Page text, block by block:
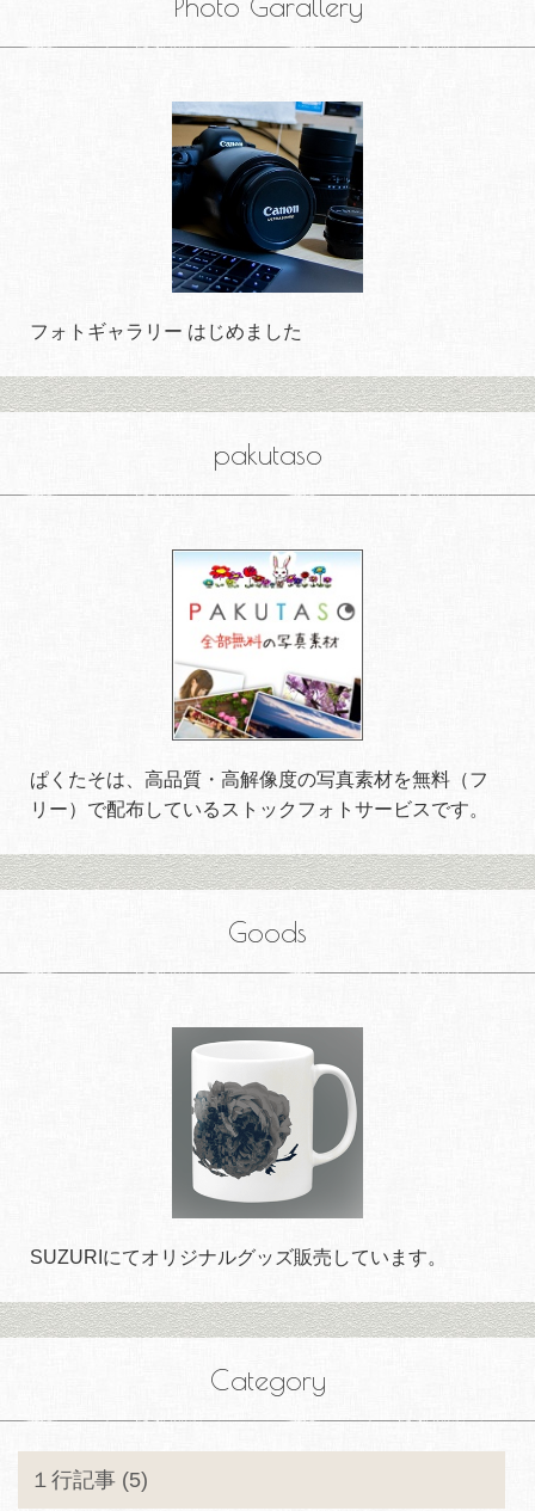
フォトギャラリー はじめました
pakutaso
ぱくたそは、高品質・高解像度の写真素材を無料（フ
リー）で配布しているストックフォトサービスです。
Goods
SUZURIにてオリジナルグッズ販売しています。
Category
１行記事 (5)